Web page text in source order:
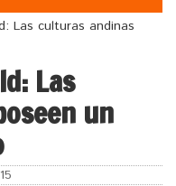
Las culturas andinas
Las
un